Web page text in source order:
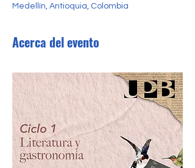
Medellín, Antioquia, Colombia
Acerca del evento